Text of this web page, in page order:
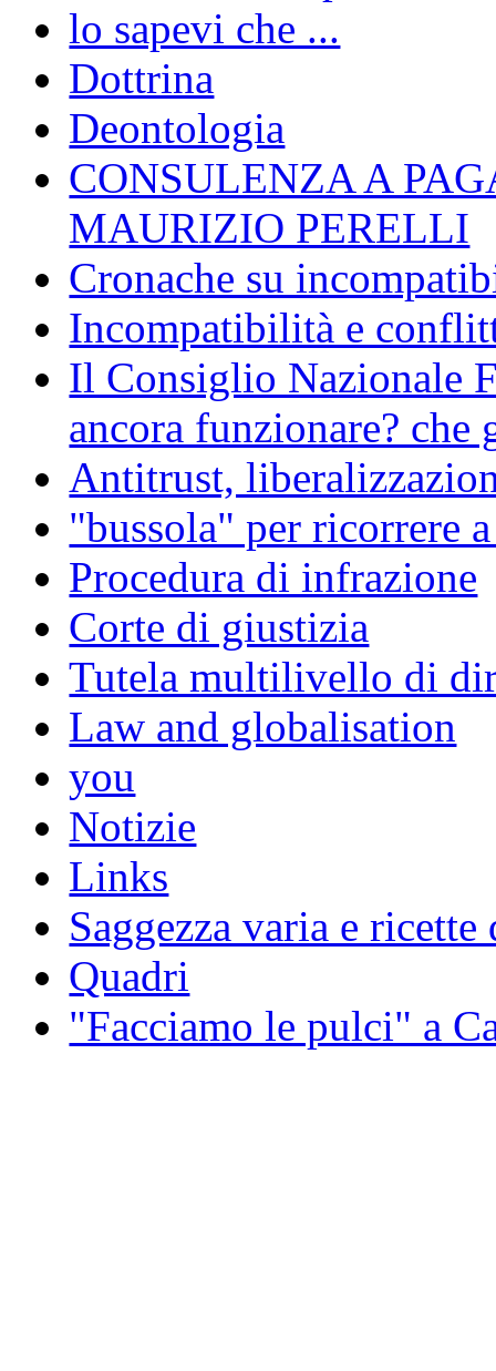
lo sapevi che ...
Dottrina
Deontologia
CONSULENZA A
MAURIZIO PERELLI
Cronache su
Incompatibilità e
Il Consiglio Nazionale
ancora funzionare? che
Antitrust,
"bussola" per ricorrere
Procedura di infrazione
Corte di giustizia
Tutela multilivello di
Law and globalisation
you
Notizie
Links
Saggezza varia e
Quadri
"Facciamo le pulci" a